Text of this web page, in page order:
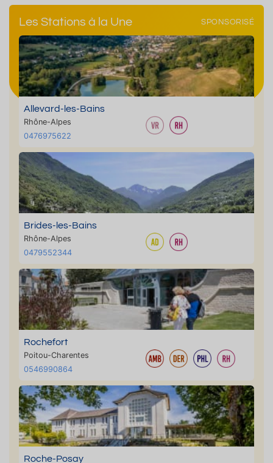
Les Stations à la Une SPONSORISÉ
Allevard-les-Bains
Rhône-Alpes
0476975622
Brides-les-Bains
Rhône-Alpes
0479552344
Rochefort
Poitou-Charentes
0546990864
Roche-Posay